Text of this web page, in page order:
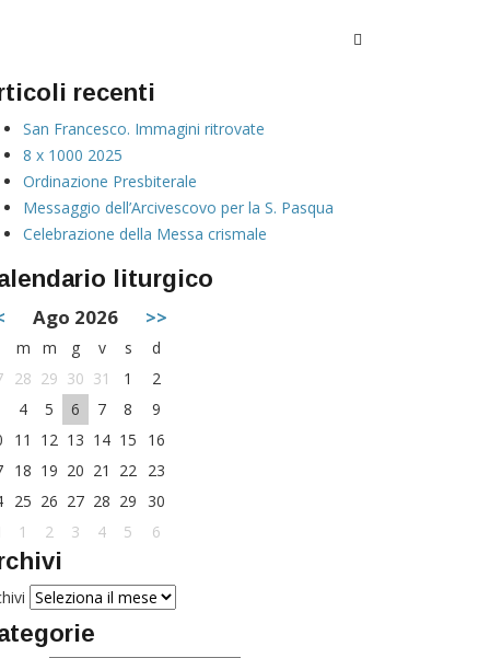
recenti
San Francesco. Immagini ritrovate
8 x 1000 2025
Ordinazione Presbiterale
Messaggio dell’Arcivescovo per la S. Pasqua
Celebrazione della Messa crismale
liturgico
Ago 2026 >>
m m g v s
d
28 29 30 31 1
2
4 5 6 7 8
9
11 12 13 14 15
16
18 19 20 21 22 23
25 26 27 28 29
30
1 2 3 4 5 6